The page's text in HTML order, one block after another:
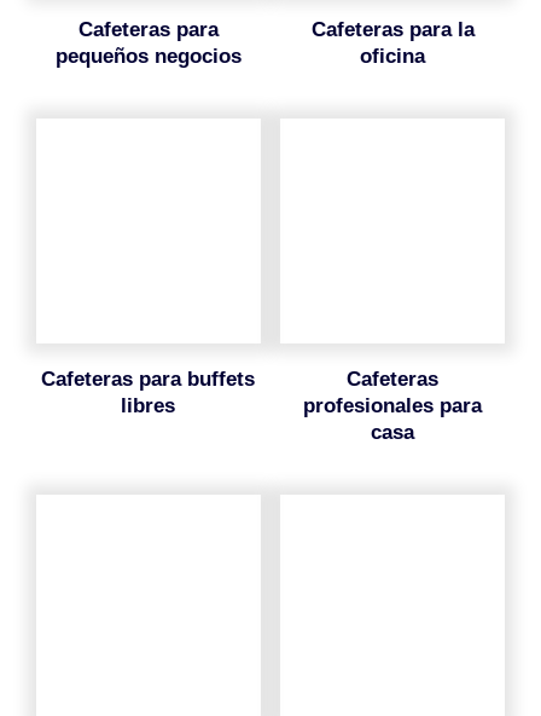
cafeteras para
pequeños negocios
cafeteras para la
oficina
cafeteras para buffets
libres
cafeteras
profesionales para
casa